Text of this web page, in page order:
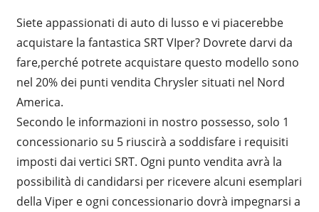
Siete appassionati di auto di lusso e vi piacerebbe
acquistare la fantastica SRT VIper? Dovrete darvi da
fare,perché potrete acquistare questo modello sono
nel 20% dei punti vendita Chrysler situati nel Nord
America.
Secondo le informazioni in nostro possesso, solo 1
concessionario su 5 riuscirà a soddisfare i requisiti
imposti dai vertici SRT. Ogni punto vendita avrà la
possibilità di candidarsi per ricevere alcuni esemplari
della Viper e ogni concessionario dovrà impegnarsi a